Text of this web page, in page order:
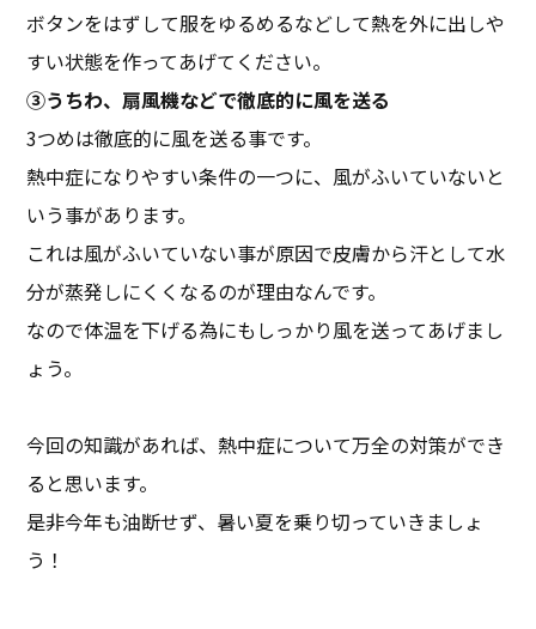
ボタンをはずして服をゆるめるなどして熱を外に出しや
すい状態を作ってあげてください。
③うちわ、扇風機などで徹底的に風を送る
3つめは徹底的に風を送る事です。
熱中症になりやすい条件の一つに、風がふいていないと
いう事があります。
これは風がふいていない事が原因で皮膚から汗として水
分が蒸発しにくくなるのが理由なんです。
なので体温を下げる為にもしっかり風を送ってあげまし
ょう。
今回の知識があれば、熱中症について万全の対策ができ
ると思います。
是非今年も油断せず、暑い夏を乗り切っていきましょ
う！